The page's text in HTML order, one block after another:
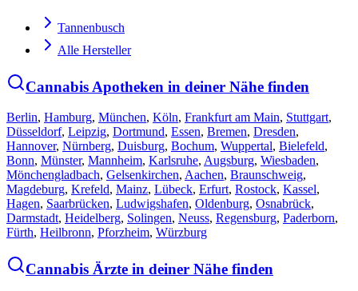
Tannenbusch
Alle Hersteller
Cannabis Apotheken in deiner Nähe finden
Berlin, Hamburg, München, Köln, Frankfurt am Main, Stuttgart,
Düsseldorf, Leipzig, Dortmund, Essen, Bremen, Dresden,
Hannover, Nürnberg, Duisburg, Bochum, Wuppertal, Bielefeld,
Bonn, Münster, Mannheim, Karlsruhe, Augsburg, Wiesbaden,
Mönchengladbach, Gelsenkirchen, Aachen, Braunschweig,
Magdeburg, Krefeld, Mainz, Lübeck, Erfurt, Rostock, Kassel,
Hagen, Saarbrücken, Ludwigshafen, Oldenburg, Osnabrück,
Darmstadt, Heidelberg, Solingen, Neuss, Regensburg, Paderborn,
Fürth, Heilbronn, Pforzheim, Würzburg
Cannabis Ärzte in deiner Nähe finden